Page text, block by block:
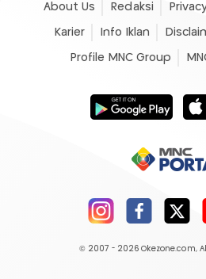
About Us Redaksi
Karier Info Iklan
Profile MNC Group
© 2007 - 2026 Okezone.com,